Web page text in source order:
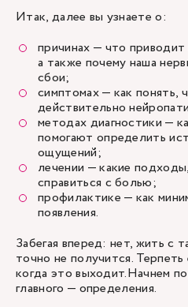
Итак, далее вы узнаете о:
причинах — что
а также почему наша
сбои;
симптомах — как
действительно
методах диагностики —
помогают определить
ощущений;
лечении — какие
справиться с болью;
профилактике — как
появления.
Забегая вперед: нет, жить с
точно не получится.
когда это выходит.Начнем
главного — определения.